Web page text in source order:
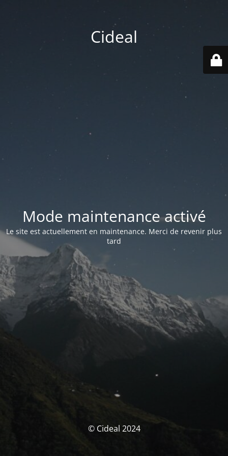
Cideal
Mode maintenance activé
Le site est actuellement en maintenance. Merci de revenir plus
tard
© Cideal 2024